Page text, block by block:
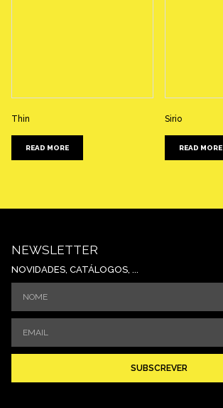
Thin
READ MORE
Sirio
READ MORE
NEWSLETTER
NOVIDADES, CATÁLOGOS, ...
SUBSCREVER